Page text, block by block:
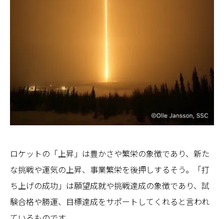
ロケットの「上昇」は豊かさや繁栄の象徴であり、新た
な挑戦や運気の上昇、事業繁栄を後押しするそう。「打
ち上げの成功」は願望成就や挑戦達成の象徴であり、試
験合格や勝運、目標達成をサポートしてくれると言われ